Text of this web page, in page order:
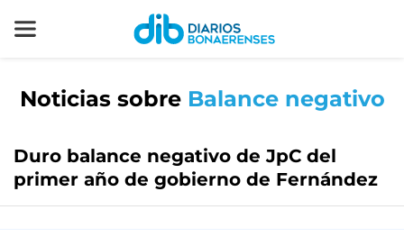
Noticias sobre Balance negativo
Duro balance negativo de JpC del
primer año de gobierno de Fernández